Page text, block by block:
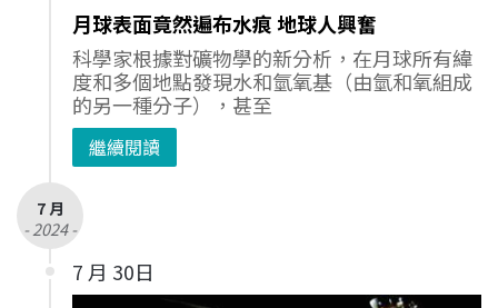
月球表面竟然遍布水痕 地球人興奮
科學家根據對礦物學的新分析，在月球所有緯
度和多個地點發現水和氫氧基（由氫和氧組成
的另一種分子），甚至
繼續閱讀
7 月
- 2024 -
7 月 30日